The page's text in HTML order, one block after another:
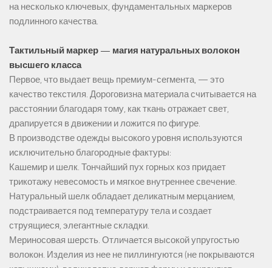
на несколько ключевых, фундаментальных маркеров
подлинного качества.
Тактильный маркер — магия натуральных волокон
высшего класса
Первое, что выдает вещь премиум-сегмента, — это
качество текстиля. Дороговизна материала считывается на
расстоянии благодаря тому, как ткань отражает свет,
драпируется в движении и ложится по фигуре.
В производстве одежды высокого уровня используются
исключительно благородные фактуры:
Кашемир и шелк. Тончайший пух горных коз придает
трикотажу невесомость и мягкое внутреннее свечение.
Натуральный шелк обладает деликатным мерцанием,
подстраивается под температуру тела и создает
струящиеся, элегантные складки.
Мериносовая шерсть. Отличается высокой упругостью
волокон. Изделия из нее не пиллингуются (не покрываются